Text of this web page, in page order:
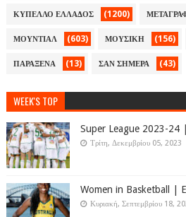
ΚΥΠΕΛΛΟ ΕΛΛΑΔΟΣ (1200)
ΜΟΥΝΤΙΑΛ (603) ΜΟΥΣΙΚΗ (156)
ΠΑΡΑΞΕΝΑ (13) ΣΑΝ ΣΗΜΕΡΑ (43)
WEEK'S TOP
Super League 2023-24
Τρίτη, Δεκεμβρίου 05, 2023
Women in Basketball |
Κυριακή, Σεπτεμβρίου 18,